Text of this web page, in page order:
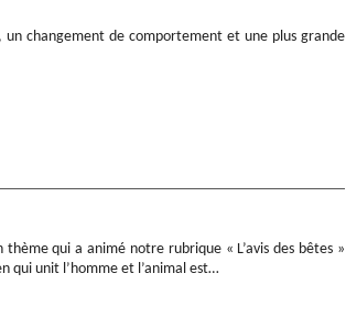
changement de comportement et une plus grande
qui a animé notre rubrique « L’avis des bêtes »
qui unit l’homme et l’animal est…